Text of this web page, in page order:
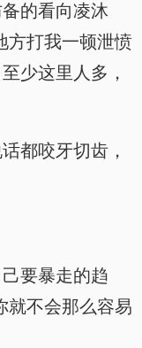
的看向凌沐
方打我一顿泄愤
少这里人多，
都咬牙切齿，
要暴走的趋
就不会那么容易